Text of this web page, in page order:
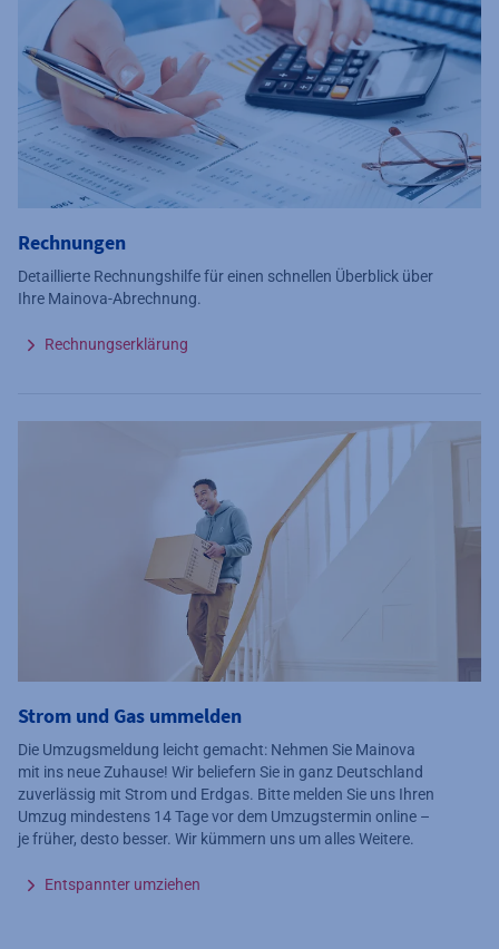
Rechnungen
Detaillierte Rechnungshilfe für einen schnellen Überblick über
Ihre Mainova-Abrechnung.
Rechnungserklärung
Strom und Gas ummelden
Die Umzugsmeldung leicht gemacht: Nehmen Sie Mainova
mit ins neue Zuhause! Wir beliefern Sie in ganz Deutschland
zuverlässig mit Strom und Erdgas. Bitte melden Sie uns Ihren
Umzug mindestens 14 Tage vor dem Umzugstermin online –
je früher, desto besser. Wir kümmern uns um alles Weitere.
Entspannter umziehen